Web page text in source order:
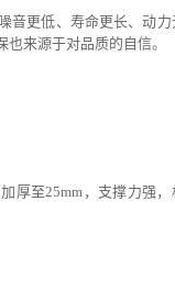
音更低、寿命更长、动力
来源于对品质的自信。
厚至25mm，支撑力强，